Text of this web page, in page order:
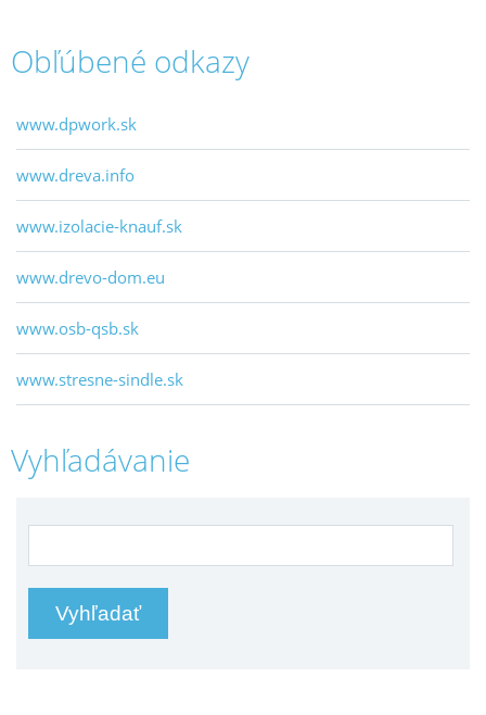
Obľúbené odkazy
www.dpwork.sk
www.dreva.info
www.izolacie-knauf.sk
www.drevo-dom.eu
www.osb-qsb.sk
www.stresne-sindle.sk
Vyhľadávanie